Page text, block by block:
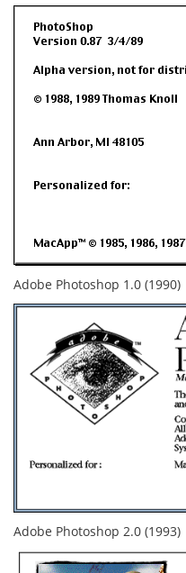
Adobe Photoshop 1.0 (1990)
Adobe Photoshop 2.0 (1993)